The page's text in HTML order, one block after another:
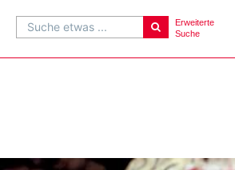
Suche etwas ...
Erweiterte
Suche